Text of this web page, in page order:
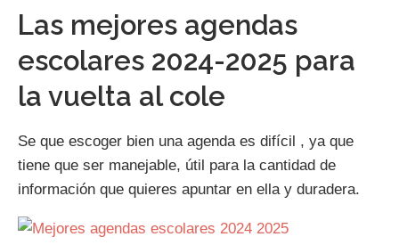
Las mejores agendas
escolares 2024-2025 para
la vuelta al cole
Se que escoger bien una agenda es difícil , ya que
tiene que ser manejable, útil para la cantidad de
información que quieres apuntar en ella y duradera.